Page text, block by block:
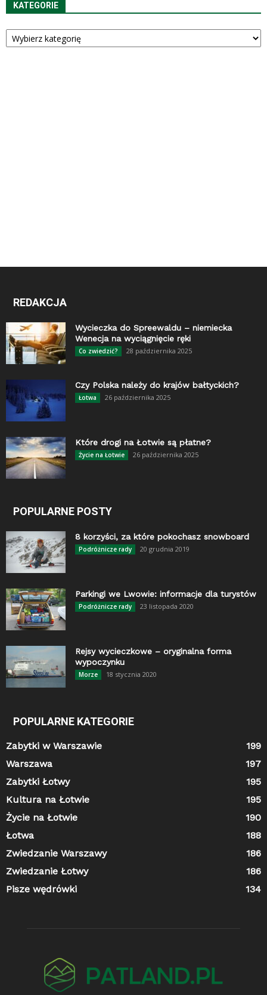
KATEGORIE
Kategorie
REDAKCJA
Wycieczka do Spreewaldu – niemiecka
Wenecja na wyciągnięcie ręki
Co zwiedzić? 28 października 2025
Czy Polska należy do krajów bałtyckich?
Łotwa 26 października 2025
Które drogi na Łotwie są płatne?
Życie na Łotwie 26 października 2025
POPULARNE POSTY
8 korzyści, za które pokochasz snowboard
Podróżnicze rady 20 grudnia 2019
Parkingi we Lwowie: informacje dla turystów
Podróżnicze rady 23 listopada 2020
Rejsy wycieczkowe – oryginalna forma
wypoczynku
Morze 18 stycznia 2020
POPULARNE KATEGORIE
Zabytki w Warszawie
199
Warszawa
197
Zabytki Łotwy
195
Kultura na Łotwie
195
Życie na Łotwie
190
Łotwa
188
Zwiedzanie Warszawy
186
Zwiedzanie Łotwy
186
Pisze wędrówki
134